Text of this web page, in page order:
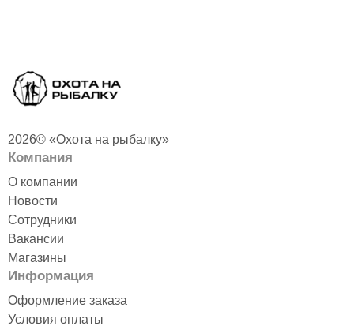
2026© «Охота на рыбалку»
Компания
О компании
Новости
Сотрудники
Вакансии
Магазины
Информация
Оформление заказа
Условия оплаты